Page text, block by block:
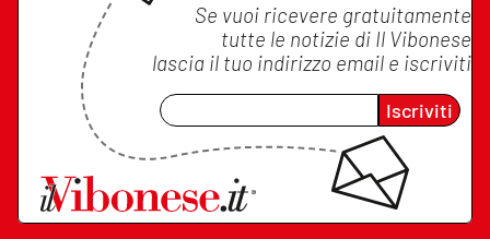
Se vuoi ricevere gratuitamente
tutte le notizie di Il Vibonese
lascia il tuo indirizzo email e iscriviti
Iscriviti